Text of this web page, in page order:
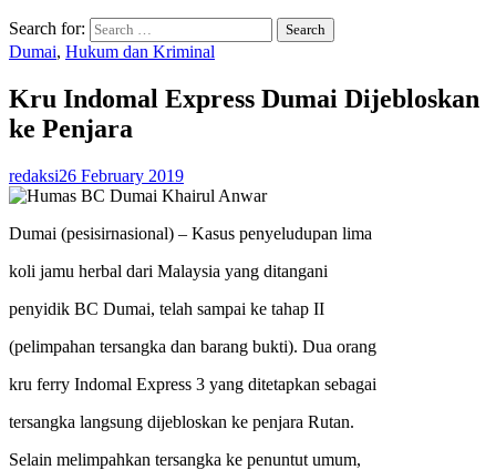
Search for:
Dumai, Hukum dan Kriminal
Kru Indomal Express Dumai Dijebloskan
ke Penjara
redaksi26 February 2019
Dumai (pesisirnasional) – Kasus penyeludupan lima
koli jamu herbal dari Malaysia yang ditangani
penyidik BC Dumai, telah sampai ke tahap II
(pelimpahan tersangka dan barang bukti). Dua orang
kru ferry Indomal Express 3 yang ditetapkan sebagai
tersangka langsung dijebloskan ke penjara Rutan.
Selain melimpahkan tersangka ke penuntut umum,